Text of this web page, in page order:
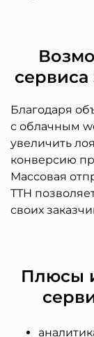
сервиса
Благодаря
с облачным
увеличить
конверсию
Массовая
ТТН
своих
Плюсы